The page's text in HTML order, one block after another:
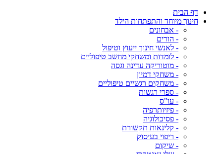
דף הבית
חינוך מיוחד והתפתחות הילד
- אבחונים
- הורים
- לאנשי חינוך ייעוץ וטיפול
- לומדות ומשחקי מחשב טיפוליים
- מוטוריקה עדינה וגסה
- משחקי דמיון
- משחקים רגשיים טיפוליים
- ספרי רגשות
- עו"ס
- פיזיותרפיה
- פסיכולוגיה
- קלינאות תקשורת
- ריפוי בעיסוק
- שיקום